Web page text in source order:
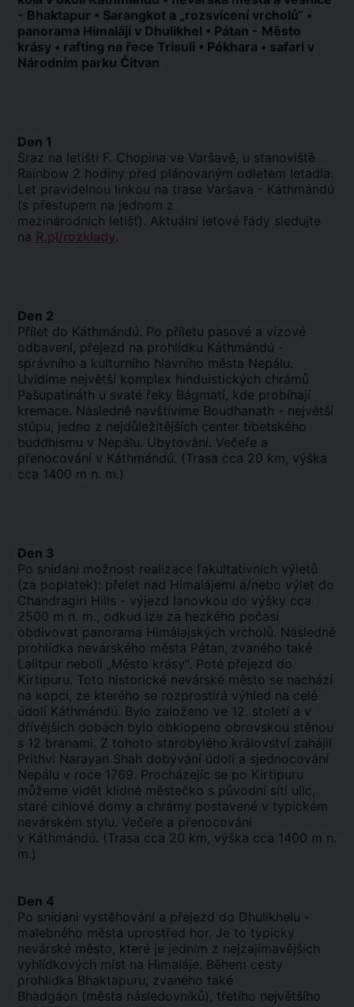
- Bhaktapur • Sarangkot a „rozsvícení vrcholů“ •
panorama Himalájí v Dhulikhel • Pátan - Město
krásy • rafting na řece Trisuli • Pókhara • safari v
Národním parku Čitvan
Den 1
Sraz na letišti F. Chopina ve Varšavě, u stanoviště
Rainbow 2 hodiny před plánovaným odletem letadla.
Let pravidelnou linkou na trase Varšava - Káthmándú
(s přestupem na jednom z
mezinárodních letišť). Aktuální letové řády sledujte
na R.pl/rozklady.
Den 2
Přílet do Káthmándú. Po příletu pasové a vízové
odbavení, přejezd na prohlídku Káthmándú -
správního a kulturního hlavního města Nepálu.
Uvidíme největší komplex hinduistických chrámů
Pašupatináth u svaté řeky Bágmatí, kde probíhají
kremace. Následně navštívíme Boudhanath - největší
stúpu, jedno z nejdůležitějších center tibetského
buddhismu v Nepálu. Ubytování. Večeře a
přenocování v Káthmándú. (Trasa cca 20 km, výška
cca 1400 m n. m.)
Den 3
Po snídani možnost realizace fakultativních výletů
(za poplatek): přelet nad Himalájemi a/nebo výlet do
Chandragiri Hills - výjezd lanovkou do výšky cca
2500 m n. m., odkud lze za hezkého počasí
obdivovat panorama Himálajských vrcholů. Následně
prohlídka nevárského města Pátan, zvaného také
Lalitpur neboli „Město krásy“. Poté přejezd do
Kirtipuru. Toto historické nevárské město se nachází
na kopci, ze kterého se rozprostírá výhled na celé
údolí Káthmándú. Bylo založeno ve 12. století a v
dřívějších dobách bylo obklopeno obrovskou stěnou
s 12 branami. Z tohoto starobylého království zahájil
Prithvi Narayan Shah dobývání údolí a sjednocování
Nepálu v roce 1769. Procházejíc se po Kirtipuru
můžeme vidět klidné městečko s původní sítí ulic,
staré cihlové domy a chrámy postavené v typickém
nevárském stylu. Večeře a přenocování
v Káthmándú. (Trasa cca 20 km, výška cca 1400 m n.
m.)
Den 4
Po snídani vystěhování a přejezd do Dhulikhelu -
malebného města uprostřed hor. Je to typicky
nevárské město, které je jedním z nejzajímavějších
vyhlídkových míst na Himaláje. Během cesty
prohlídka Bhaktapuru, zvaného také
Bhadgáon (města následovníků), třetího největšího